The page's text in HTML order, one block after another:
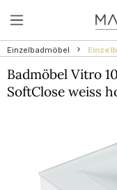
Zum Hauptinhalt
Einzelbadmöbel
Badmöbel Vitro
SoftClose weiss
Bildergalerie